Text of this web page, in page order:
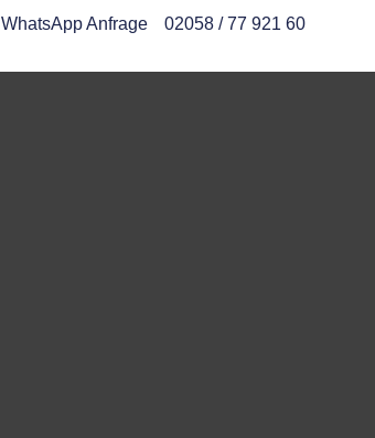
WhatsApp Anfrage 02058 / 77 921 60